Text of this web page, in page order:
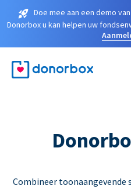
Doe mee aan een demo
Donorbox u kan helpen uw
Combineer toonaangevende